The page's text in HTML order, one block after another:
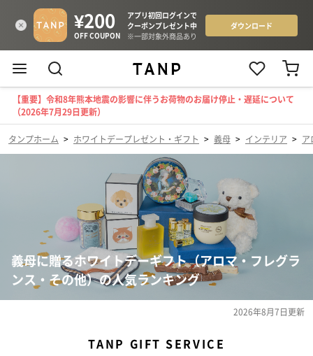
【重要】令和8年熊本地震の影響に伴うお荷物のお届け停止・遅延について
（2026年7月29日更新）
タンプホーム > ホワイトデープレゼント・ギフト > 義母 > インテリア > ア
義母に贈るホワイトデーギフト（アロマ・フレグラ
ンス・その他）の人気ランキング
2026年8月7日更新
TANP GIFT SERVICE